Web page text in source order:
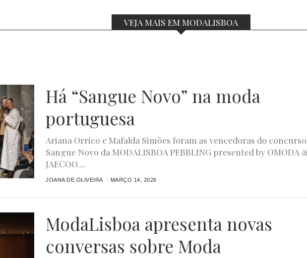
VEJA MAIS EM MODALISBOA
Há “Sangue Novo” na moda
portuguesa
Ariana Orrico e Mafalda Simões foram as vencedoras do concurso
Sangue Novo da MODALISBOA PEBBLING presented by OMODA
JAECOO....
JOANA DE OLIVEIRA MARÇO 14, 2026
ModaLisboa apresenta novas
conversas sobre Moda